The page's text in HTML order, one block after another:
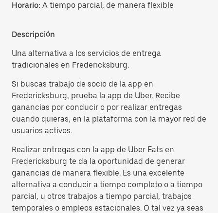
Horario: A tiempo parcial, de manera flexible
Descripción
Una alternativa a los servicios de entrega
tradicionales en Fredericksburg.
Si buscas trabajo de socio de la app en
Fredericksburg, prueba la app de Uber. Recibe
ganancias por conducir o por realizar entregas
cuando quieras, en la plataforma con la mayor red de
usuarios activos.
Realizar entregas con la app de Uber Eats en
Fredericksburg te da la oportunidad de generar
ganancias de manera flexible. Es una excelente
alternativa a conducir a tiempo completo o a tiempo
parcial, u otros trabajos a tiempo parcial, trabajos
temporales o empleos estacionales. O tal vez ya seas